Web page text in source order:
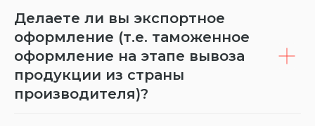
Делаете ли вы экспортное
оформление (т.е. таможенное
оформление на этапе вывоза
продукции из страны
производителя)?